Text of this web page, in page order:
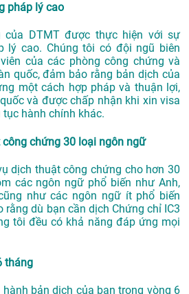
pháp lý cao
của DTMT được thực hiện với sự
lý cao. Chúng tôi có đội ngũ biên
của các phòng công chứng và
quốc, đảm bảo rằng bản dịch của
một cách hợp pháp và thuận lợi,
và được chấp nhận khi xin visa
hành chính khác.
chứng 30 loại ngôn ngữ
dịch thuật công chứng cho hơn 30
các ngôn ngữ phổ biến như Anh,
như các ngôn ngữ ít phổ biến
rằng dù bạn cần dịch Chứng chỉ IC3
tôi đều có khả năng đáp ứng mọi
tháng
bản dịch của bạn trong vòng 6